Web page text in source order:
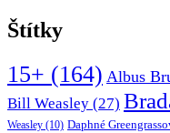
Štítky
15+ (164) Albus
Bill Weasley (27)
Weasley (10) Daphné